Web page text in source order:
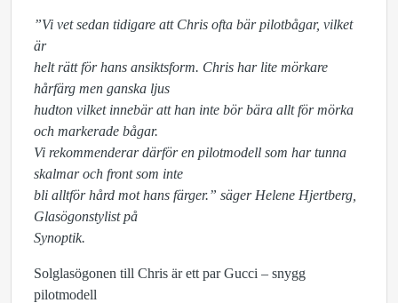
”Vi vet sedan tidigare att Chris ofta bär pilotbågar, vilket
är
helt rätt för hans ansiktsform. Chris har lite mörkare
hårfärg men ganska ljus
hudton vilket innebär att han inte bör bära allt för mörka
och markerade bågar.
Vi rekommenderar därför en pilotmodell som har tunna
skalmar och front som inte
bli alltför hård mot hans färger.” säger Helene Hjertberg,
Glasögonstylist på
Synoptik.
Solglasögonen till Chris är ett par Gucci – snygg
pilotmodell